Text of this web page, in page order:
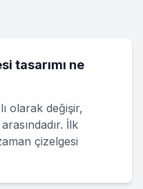
tasarımı ne
olarak değişir,
İlk
çizelgesi